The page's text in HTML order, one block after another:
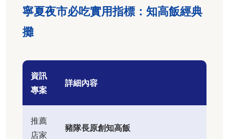
寧夏夜市必吃實用指標：知高飯經典
攤
資訊
專案
詳細內容
推薦
店家
豬隊長原創知高飯